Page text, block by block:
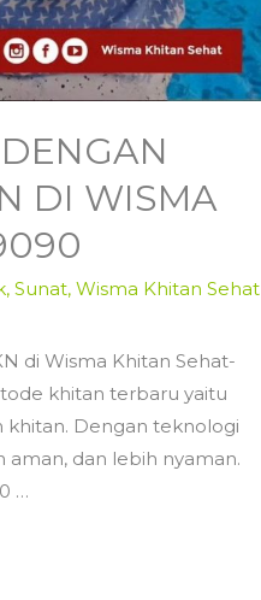
DI WISMA
,Sunat,Wisma Khitan Sehat
di Wisma Khitan Sehat-
khitan terbaru yaitu
khitan. Dengan teknologi
aman, dan lebih nyaman.
…